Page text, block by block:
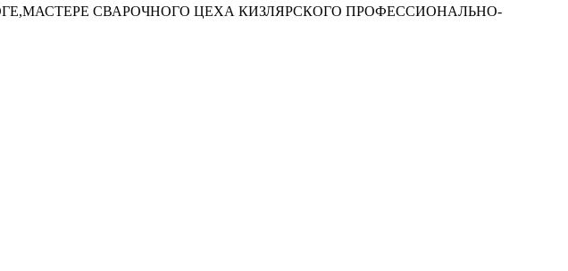
СВАРОЧНОГО ЦЕХА КИЗЛЯРСКОГО ПРОФЕССИОНАЛЬНО-